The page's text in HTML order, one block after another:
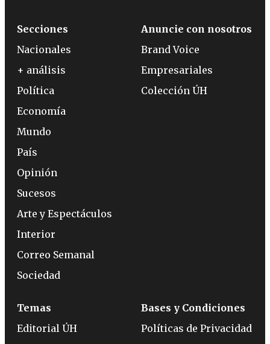
Secciones
Nacionales
+ análisis
Política
Economía
Mundo
País
Opinión
Sucesos
Arte y Espectáculos
Interior
Correo Semanal
Sociedad
Anuncie con nosotros
Brand Voice
Empresariales
Colección ÚH
Temas
Editorial ÚH
Bases y Condiciones
Políticas de Privacidad